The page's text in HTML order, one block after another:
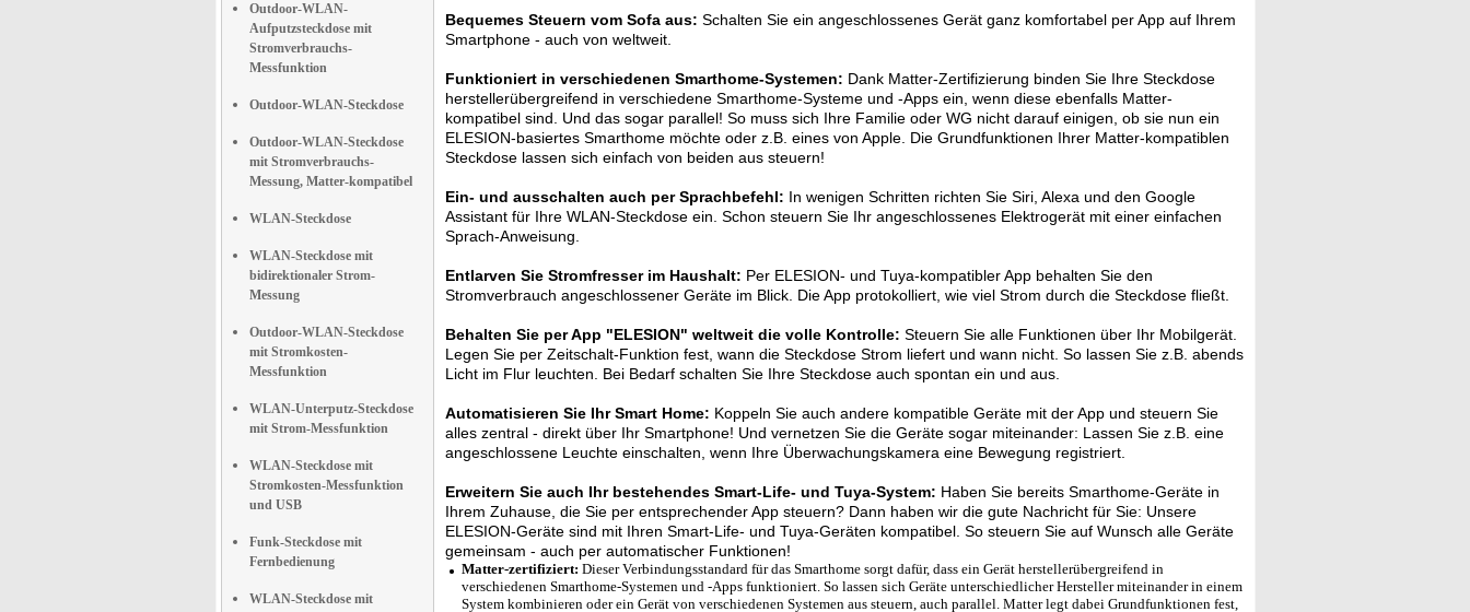
Outdoor-WLAN-
Aufputzsteckdose mit
Stromverbrauchs-
Messfunktion
Outdoor-WLAN-Steckdose
Outdoor-WLAN-Steckdose
mit Stromverbrauchs-
Messung, Matter-kompatibel
WLAN-Steckdose
WLAN-Steckdose mit
bidirektionaler Strom-
Messung
Outdoor-WLAN-Steckdose
mit Stromkosten-
Messfunktion
WLAN-Unterputz-Steckdose
mit Strom-Messfunktion
WLAN-Steckdose mit
Stromkosten-Messfunktion
und USB
Funk-Steckdose mit
Fernbedienung
WLAN-Steckdose mit
Bequemes Steuern vom Sofa aus: Schalten Sie ein angeschlossenes Gerät ganz komfortabel per App auf Ihrem
Smartphone - auch von weltweit.
Funktioniert in verschiedenen Smarthome-Systemen: Dank Matter-Zertifizierung binden Sie Ihre Steckdose
herstellerübergreifend in verschiedene Smarthome-Systeme und -Apps ein, wenn diese ebenfalls Matter-
kompatibel sind. Und das sogar parallel! So muss sich Ihre Familie oder WG nicht darauf einigen, ob sie nun ein
ELESION-basiertes Smarthome möchte oder z.B. eines von Apple. Die Grundfunktionen Ihrer Matter-kompatiblen
Steckdose lassen sich einfach von beiden aus steuern!
Ein- und ausschalten auch per Sprachbefehl: In wenigen Schritten richten Sie Siri, Alexa und den Google
Assistant für Ihre WLAN-Steckdose ein. Schon steuern Sie Ihr angeschlossenes Elektrogerät mit einer einfachen
Sprach-Anweisung.
Entlarven Sie Stromfresser im Haushalt: Per ELESION- und Tuya-kompatibler App behalten Sie den
Stromverbrauch angeschlossener Geräte im Blick. Die App protokolliert, wie viel Strom durch die Steckdose fließt.
Behalten Sie per App "ELESION" weltweit die volle Kontrolle: Steuern Sie alle Funktionen über Ihr Mobilgerät.
Legen Sie per Zeitschalt-Funktion fest, wann die Steckdose Strom liefert und wann nicht. So lassen Sie z.B. abends
Licht im Flur leuchten. Bei Bedarf schalten Sie Ihre Steckdose auch spontan ein und aus.
Automatisieren Sie Ihr Smart Home: Koppeln Sie auch andere kompatible Geräte mit der App und steuern Sie
alles zentral - direkt über Ihr Smartphone! Und vernetzen Sie die Geräte sogar miteinander: Lassen Sie z.B. eine
angeschlossene Leuchte einschalten, wenn Ihre Überwachungskamera eine Bewegung registriert.
Erweitern Sie auch Ihr bestehendes Smart-Life- und Tuya-System: Haben Sie bereits Smarthome-Geräte in
Ihrem Zuhause, die Sie per entsprechender App steuern? Dann haben wir die gute Nachricht für Sie: Unsere
ELESION-Geräte sind mit Ihren Smart-Life- und Tuya-Geräten kompatibel. So steuern Sie auf Wunsch alle Geräte
gemeinsam - auch per automatischer Funktionen!
Matter-zertifiziert: Dieser Verbindungsstandard für das Smarthome sorgt dafür, dass ein Gerät herstellerübergreifend in
verschiedenen Smarthome-Systemen und -Apps funktioniert. So lassen sich Geräte unterschiedlicher Hersteller miteinander in einem
System kombinieren oder ein Gerät von verschiedenen Systemen aus steuern, auch parallel. Matter legt dabei Grundfunktionen fest,